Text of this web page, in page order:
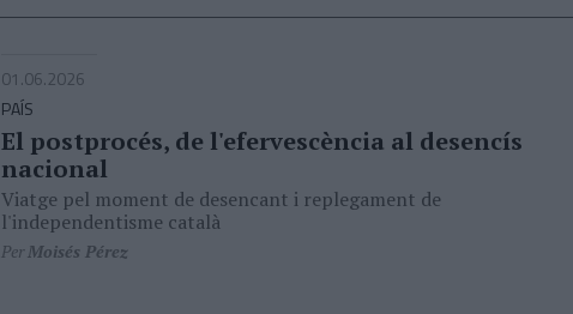
01.06.2026
PAÍS
El postprocés, de l'efervescència al desencís
nacional
Viatge pel moment de desencant i replegament de
l'independentisme català
PerMoisés Pérez